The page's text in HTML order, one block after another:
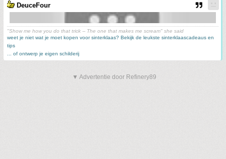
DeuceFour
"Show me how you do that trick -- The one that makes me scream" she said
weet je niet wat je moet kopen voor sinterklaas? Bekijk de leukste sinterklaascadeaus en
tips
... of ontwerp je eigen schilderij
▼ Advertentie door Refinery89